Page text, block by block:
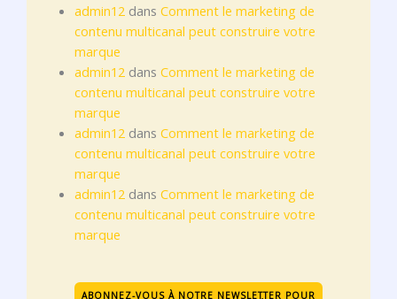
admin12 dans Comment le marketing de
contenu multicanal peut construire votre
marque
admin12 dans Comment le marketing de
contenu multicanal peut construire votre
marque
admin12 dans Comment le marketing de
contenu multicanal peut construire votre
marque
admin12 dans Comment le marketing de
contenu multicanal peut construire votre
marque
ABONNEZ-VOUS À NOTRE NEWSLETTER POUR